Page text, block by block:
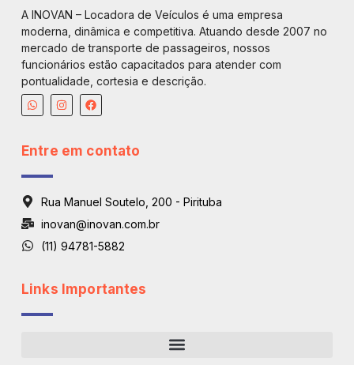
A INOVAN – Locadora de Veículos é uma empresa
moderna, dinâmica e competitiva. Atuando desde 2007 no
mercado de transporte de passageiros, nossos
funcionários estão capacitados para atender com
pontualidade, cortesia e descrição.
Entre em contato
Rua Manuel Soutelo, 200 - Pirituba
inovan@inovan.com.br
(11) 94781-5882
Links Importantes